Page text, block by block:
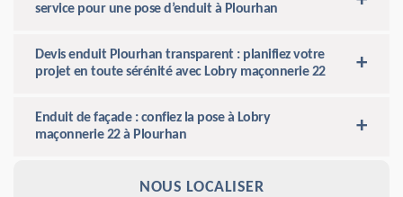
service pour une pose d’enduit à Plourhan
Devis enduit Plourhan transparent : planifiez votre
projet en toute sérénité avec Lobry maçonnerie 22
Enduit de façade : confiez la pose à Lobry
maçonnerie 22 à Plourhan
NOUS LOCALISER